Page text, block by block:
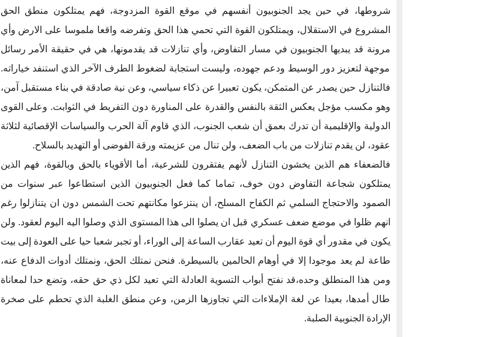
شروطها، في حين يجد الجنوبيون أنفسهم في موقع القوة المزدوجة، فهم يمتلكون منطق الحق
المشروع في الاستقلال، ويمتلكون القوة التي تحمي هذا الحق وتفرضه واقعا ملموسا على الارض وأي
مرونة قد يبديها الجنوبيون في مسار التفاوض، وأي تنازلات قد يقدمونها، هي في حقيقة الأمر رسائل
موجهة لتعزيز دور الوسيط ودعم جهوده، وليست استجابة لضغوط الطرف الآخر الذي استنفد خياراته.
فالتنازل حين يصدر عن المتمكن، يكون تعبيرا عن ذكاء سياسي، وعن نية صادقة في بناء مستقبل آمن،
وهو مكسب مؤجل يعكس الثقة بالنفس والقدرة على المناورة دون التفريط في الثوابت. وعلى القوى
الدولية والإقليمية أن تدرك بعمق أن شعب الجنوب، الذي قاوم آلة الحرب والسياسات الإقصائية لثلاثة
عقود، لن يقدم تنازلات من باب الضعف، ولن تنال من عزيمته ورقة الفوضى أو التهديد بالسلاح.
فالضعفاء هم الذين يخشون التنازل لأنهم يفتقرون للشرعية، أما الأقوياء بالحق وبالقوة، فهم الذين
يمتلكون شجاعة التفاوض دون خوف، تماما كما فعل الجنوبيون الذين استطاعوا عبر سنوات من
الصمود والاحتجاج السلمي ثم الكفاح المسلح، أن ينتزعوا مكانتهم تحت الشمس دون ان يتنازلوا رغم
انهم ظلوا في موضع ضعف عسكري قبل ان يصلوا الى هذا المستوى الذي وصلوا اليه اليوم لعقود. ولن
يكون في مقدور أي قوة اليوم أن تعيد عقارب الساعة إلى الوراء، أو تجبر شعبا حيا على العودة إلى بيت
طاعة لم يعد موجودا إلا في أوهام الحالمين بالسيطرة. فنحن نمتلك الحق، ونمتلك أدوات الدفاع عنه،
ومن هذا المنطلق وحده،قد نفتح أبواب التسوية العادلة التي تعيد لكل ذي حق حقه، وتضع حدا لمعاناة
طال أمدها، بعيدا عن لغة الإملاءات التي تجاوزها الزمن، وعن منطق الغلبة الذي تحطم على صخرة
الإرادة الجنوبية الصلبة.